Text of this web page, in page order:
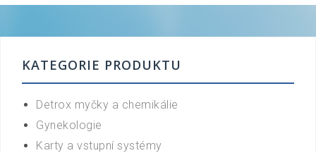
KATEGORIE PRODUKTU
Detrox myčky a chemikálie
Gynekologie
Karty a vstupní systémy